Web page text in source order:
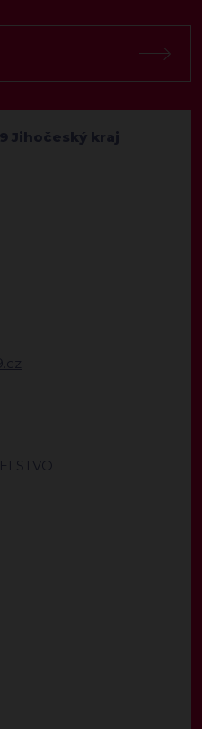
Jihočeský kraj